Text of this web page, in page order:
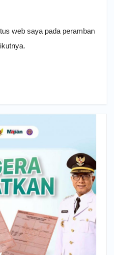
web saya pada peramban